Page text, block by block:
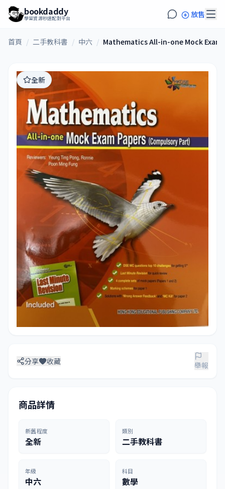
bookdaddy
學習資源秒速配對平台 放售
首頁 / 二手教科書 / 中六 / Mathematics All-in-one Mock Exam
全新
分享 收藏 舉報
商品詳情
新舊程度
全新
類別
二手教科書
年級
中六
科目
數學